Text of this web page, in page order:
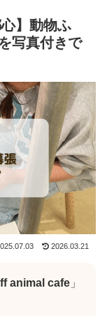
】動物ふ
写真付きで
2026.03.21
animal cafe 」